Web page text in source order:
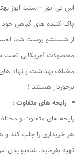
اس تی ایوز – سنت ایوز
پاک کننده های گیاهی خود
از شستشو پوست شما
محصولات آمریکایی تحت
مختلف بهداشت و نهاد های
برخوردار هستند !
رایحه های متفاوت :
رایحه های متفاوت و
هر خریداری را جلب کند و
تهیه بفرماید. شامپو بدن